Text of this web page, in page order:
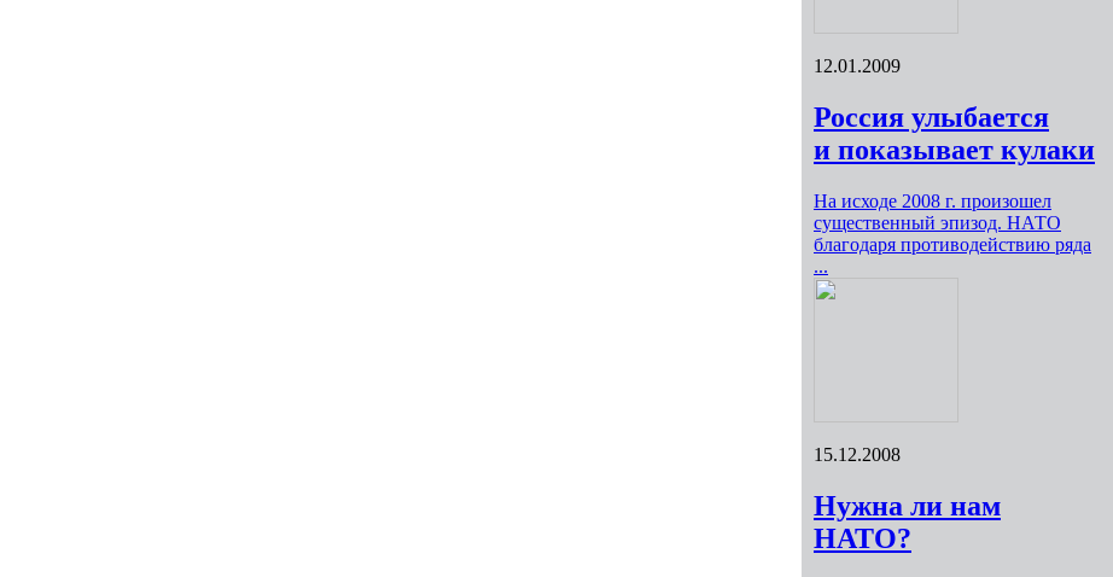
12.01.2009
Россия улыбается
и показывает кулаки
На исходе 2008 г. произошел
существенный эпизод. НАТО
благодаря противодействию ряда
...
15.12.2008
Нужна ли нам
НАТО?